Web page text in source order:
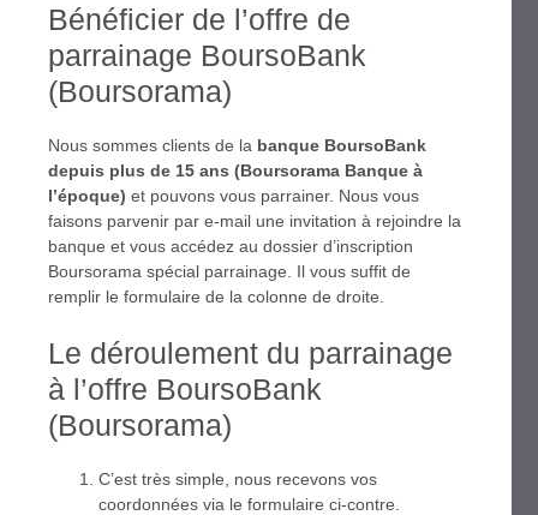
Bénéficier de l’offre de
parrainage BoursoBank
(Boursorama)
Nous sommes clients de la banque BoursoBank
depuis plus de 15 ans (Boursorama Banque à
l’époque) et pouvons vous parrainer. Nous vous
faisons parvenir par e-mail une invitation à rejoindre la
banque et vous accédez au dossier d’inscription
Boursorama spécial parrainage. Il vous suffit de
remplir le formulaire de la colonne de droite.
Le déroulement du parrainage
à l’offre BoursoBank
(Boursorama)
C’est très simple, nous recevons vos
coordonnées via le formulaire ci-contre.